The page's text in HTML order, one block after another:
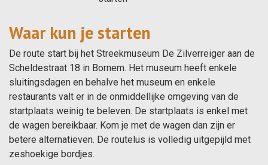
Waar kun je starten
De route start bij het Streekmuseum De Zilverreiger aan de
Scheldestraat 18 in Bornem. Het museum heeft enkele
sluitingsdagen en behalve het museum en enkele
restaurants valt er in de onmiddellijke omgeving van de
startplaats weinig te beleven. De startplaats is enkel met
de wagen bereikbaar. Kom je met de wagen dan zijn er
betere alternatieven. De routelus is volledig uitgepijld met
zeshoekige bordjes.